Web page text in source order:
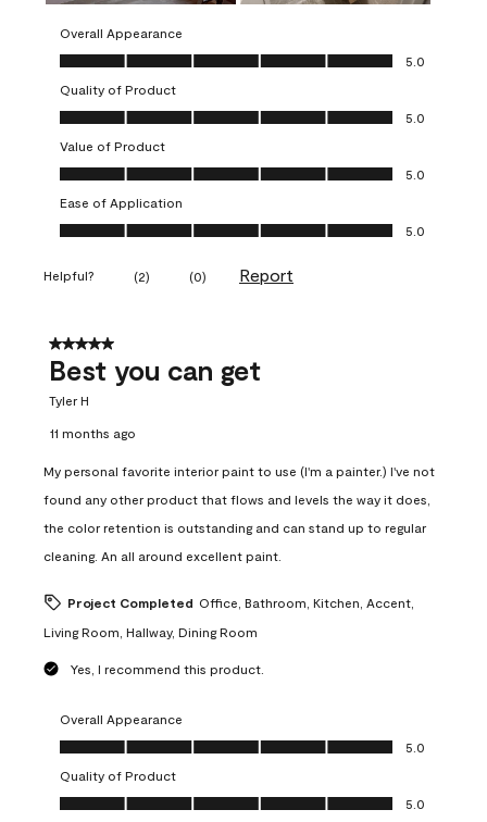
Overall Appearance
Overall Appearance, 5.0 out of 5
5.0
Quality of Product
Quality of Product, 5.0 out of 5
5.0
Value of Product
Value of Product, 5.0 out of 5
5.0
Ease of Application
Ease of Application, 5.0 out of 5
5.0
Helpful? (2) (0) Report
5 out of 5 stars.
Best you can get
Tyler H
11 months ago
My personal favorite interior paint to use (I'm a painter.) I've not
found any other product that flows and levels the way it does,
the color retention is outstanding and can stand up to regular
cleaning. An all around excellent paint.
Project Completed Office, Bathroom, Kitchen, Accent,
Living Room, Hallway, Dining Room
Yes, I recommend this product.
Overall Appearance
Overall Appearance, 5.0 out of 5
5.0
Quality of Product
Quality of Product, 5.0 out of 5
5.0